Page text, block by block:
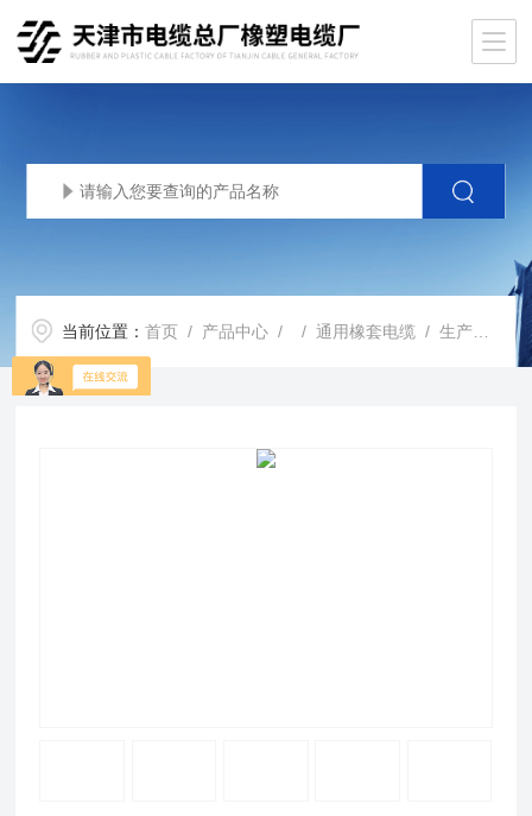
当前位置：首页 / 产品中心 / /通用橡套电缆 / 生产基地YCW橡胶耐油电缆 YCW橡胶软电缆3*16介绍